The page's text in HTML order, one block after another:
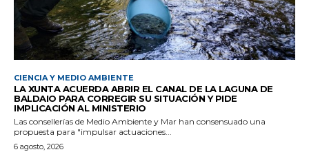
CIENCIA Y MEDIO AMBIENTE
LA XUNTA ACUERDA ABRIR EL CANAL DE LA LAGUNA DE
BALDAIO PARA CORREGIR SU SITUACIÓN Y PIDE
IMPLICACIÓN AL MINISTERIO
Las consellerías de Medio Ambiente y Mar han consensuado una
propuesta para "impulsar actuaciones...
6 agosto, 2026